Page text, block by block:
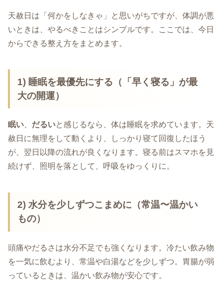
天赦日は「何かをしなきゃ」と思いがちですが、体調が悪
いときは、やるべきことはシンプルです。ここでは、今日
からできる整え方をまとめます。
1) 睡眠を最優先にする（「早く寝る」が最
大の開運）
眠い だるいと感じるなら、体は睡眠を求めています。天
赦日に無理をして動くより、しっかり寝て回復したほう
が、翌日以降の流れが良くなります。寝る前はスマホを見
続けず、照明を落として、呼吸をゆっくりに。
2) 水分を少しずつこまめに（常温〜温かい
もの）
頭痛やだるさは水分不足でも強くなります。冷たい飲み物
を一気に飲むより、常温や白湯などを少しずつ。胃腸が弱
っているときは、温かい飲み物が安心です。